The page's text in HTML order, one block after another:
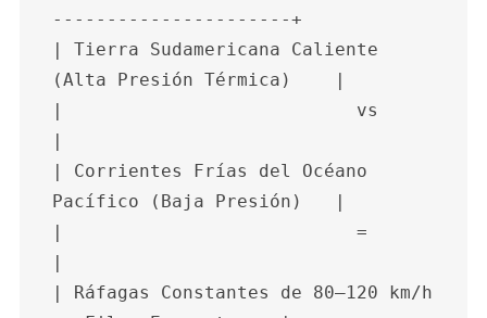
----------------------+
| Tierra Sudamericana Caliente
(Alta Presión Térmica)    |
|                           vs
|
| Corrientes Frías del Océano
Pacífico (Baja Presión)   |
|                           =
|
| Ráfagas Constantes de 80–120 km/h